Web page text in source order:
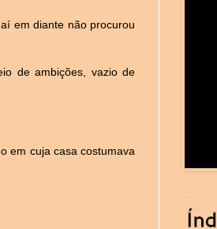
em diante não procurou
de ambições, vazio de
em cuja casa costumava